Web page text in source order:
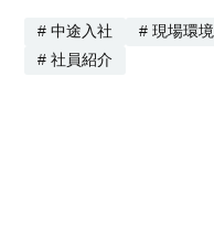
# 中途入社
# 現場環境
# 社員紹介